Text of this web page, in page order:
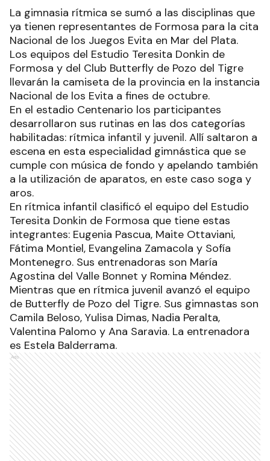
La gimnasia rítmica se sumó a las disciplinas que
ya tienen representantes de Formosa para la cita
Nacional de los Juegos Evita en Mar del Plata.
Los equipos del Estudio Teresita Donkin de
Formosa y del Club Butterfly de Pozo del Tigre
llevarán la camiseta de la provincia en la instancia
Nacional de los Evita a fines de octubre.
En el estadio Centenario los participantes
desarrollaron sus rutinas en las dos categorías
habilitadas: rítmica infantil y juvenil. Allí saltaron a
escena en esta especialidad gimnástica que se
cumple con música de fondo y apelando también
a la utilización de aparatos, en este caso soga y
aros.
En rítmica infantil clasificó el equipo del Estudio
Teresita Donkin de Formosa que tiene estas
integrantes: Eugenia Pascua, Maite Ottaviani,
Fátima Montiel, Evangelina Zamacola y Sofía
Montenegro. Sus entrenadoras son María
Agostina del Valle Bonnet y Romina Méndez.
Mientras que en rítmica juvenil avanzó el equipo
de Butterfly de Pozo del Tigre. Sus gimnastas son
Camila Beloso, Yulisa Dimas, Nadia Peralta,
Valentina Palomo y Ana Saravia. La entrenadora
es Estela Balderrama.
Ads